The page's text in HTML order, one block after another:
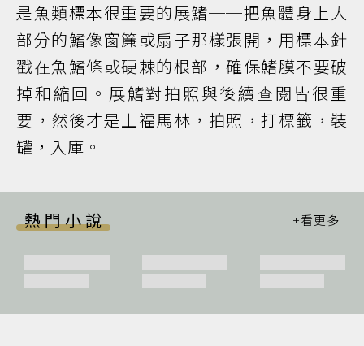
是魚類標本很重要的展鰭──把魚體身上大
部分的鰭像窗簾或扇子那樣張開，用標本針
戳在魚鰭條或硬棘的根部，確保鰭膜不要破
掉和縮回。展鰭對拍照與後續查閱皆很重
要，然後才是上福馬林，拍照，打標籤，裝
罐，入庫。
熱門小說